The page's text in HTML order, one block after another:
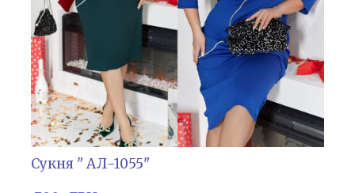
Сукня " АЛ-1055"